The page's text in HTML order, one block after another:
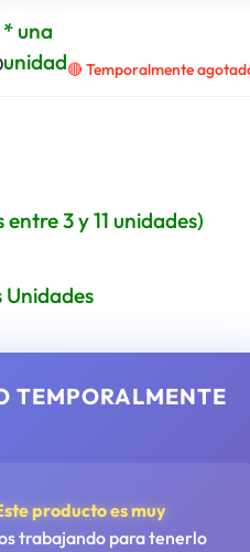
* una
unidad🔴 Temporalmente
3 y 11 unidades)
Unidades
TEMPORALMENTE
producto es muy
trabajando para tenerlo